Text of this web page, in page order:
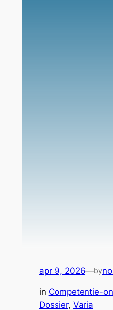
apr 9, 2026—by
in Competentie-
Dossier, Varia